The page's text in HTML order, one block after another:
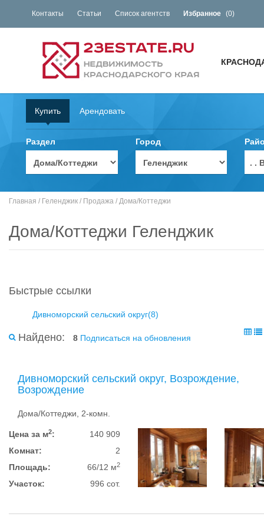
Контакты Статьи Список агентств Избранное (0)
Купить Арендовать
Раздел Город
. .
Главная / Геленджик / Продажа / Дома/Коттеджи
Дома/Коттеджи Геленджик
Быстрые ссылки
Дивноморский сельский округ(8)
Найдено: 8 Подписаться на обновления
Дивноморский сельский округ, Возрождение,
Возрождение
Дома/Коттеджи, 2-комн.
Цена за м2:
140 909
Комнат:
2
Площадь:
66/12 м2
Участок: 996 сот.